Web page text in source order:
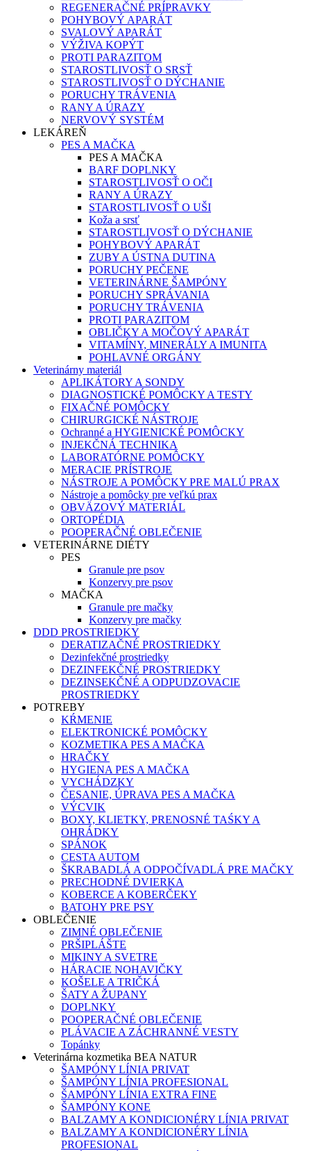
REGENERAČNÉ PRÍPRAVKY
POHYBOVÝ APARÁT
SVALOVÝ APARÁT
VÝŽIVA KOPÝT
PROTI PARAZITOM
STAROSTLIVOSŤ O SRSŤ
STAROSTLIVOSŤ O DÝCHANIE
PORUCHY TRÁVENIA
RANY A ÚRAZY
NERVOVÝ SYSTÉM
LEKÁREŇ
PES A MAČKA
PES A MAČKA
BARF DOPLNKY
STAROSTLIVOSŤ O OČI
RANY A ÚRAZY
STAROSTLIVOSŤ O UŠI
Koža a srsť
STAROSTLIVOSŤ O DÝCHANIE
POHYBOVÝ APARÁT
ZUBY A ÚSTNA DUTINA
PORUCHY PEČENE
VETERINÁRNE ŠAMPÓNY
PORUCHY SPRÁVANIA
PORUCHY TRÁVENIA
PROTI PARAZITOM
OBLIČKY A MOČOVÝ APARÁT
VITAMÍNY, MINERÁLY A IMUNITA
POHLAVNÉ ORGÁNY
Veterinárny materiál
APLIKÁTORY A SONDY
DIAGNOSTICKÉ POMÔCKY A TESTY
FIXAČNÉ POMÔCKY
CHIRURGICKÉ NÁSTROJE
Ochranné a HYGIENICKÉ POMÔCKY
INJEKČNÁ TECHNIKA
LABORATÓRNE POMÔCKY
MERACIE PRÍSTROJE
NÁSTROJE A POMÔCKY PRE MALÚ PRAX
Nástroje a pomôcky pre veľkú prax
OBVÄZOVÝ MATERIÁL
ORTOPÉDIA
POOPERAČNÉ OBLEČENIE
VETERINÁRNE DIÉTY
PES
Granule pre psov
Konzervy pre psov
MAČKA
Granule pre mačky
Konzervy pre mačky
DDD PROSTRIEDKY
DERATIZAČNÉ PROSTRIEDKY
Dezinfekčné prostriedky
DEZINFEKČNÉ PROSTRIEDKY
DEZINSEKČNÉ A ODPUDZOVACIE
PROSTRIEDKY
POTREBY
KŔMENIE
ELEKTRONICKÉ POMÔCKY
KOZMETIKA PES A MAČKA
HRAČKY
HYGIENA PES A MAČKA
VYCHÁDZKY
ČESANIE, ÚPRAVA PES A MAČKA
VÝCVIK
BOXY, KLIETKY, PRENOSNÉ TAŚKY A
OHRÁDKY
SPÁNOK
CESTA AUTOM
ŠKRABADLÁ A ODPOČÍVADLÁ PRE MAČKY
PRECHODNÉ DVIERKA
KOBERCE A KOBERČEKY
BATOHY PRE PSY
OBLEČENIE
ZIMNÉ OBLEČENIE
PRŠIPLÁŠTE
MIKINY A SVETRE
HÁRACIE NOHAVIČKY
KOŠELE A TRIČKÁ
ŠATY A ŽUPANY
DOPLNKY
POOPERAČNÉ OBLEČENIE
PLÁVACIE A ZÁCHRANNÉ VESTY
Topánky
Veterinárna kozmetika BEA NATUR
ŠAMPÓNY LÍNIA PRIVAT
ŠAMPÓNY LÍNIA PROFESIONAL
ŠAMPÓNY LÍNIA EXTRA FINE
ŠAMPÓNY KONE
BALZAMY A KONDICIONÉRY LÍNIA PRIVAT
BALZAMY A KONDICIONÉRY LÍNIA
PROFESIONAL